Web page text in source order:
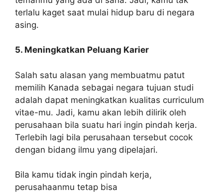
terlalu kaget saat mulai hidup baru di negara
asing.
5. Meningkatkan Peluang Karier
Salah satu alasan yang membuatmu patut
memilih Kanada sebagai negara tujuan studi
adalah dapat meningkatkan kualitas curriculum
vitae-mu. Jadi, kamu akan lebih dilirik oleh
perusahaan bila suatu hari ingin pindah kerja.
Terlebih lagi bila perusahaan tersebut cocok
dengan bidang ilmu yang dipelajari.
Bila kamu tidak ingin pindah kerja,
perusahaanmu tetap bisa